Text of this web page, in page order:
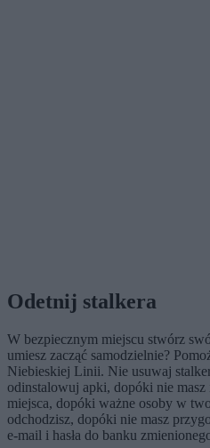
Odetnij stalkera
W bezpiecznym miejscu stwórz
umiesz zacząć samodzielnie?
Niebieskiej Linii. Nie usuwaj
odinstalowuj apki, dopóki nie
miejsca, dopóki ważne osoby w
odchodzisz, dopóki nie masz
e-mail i hasła do banku